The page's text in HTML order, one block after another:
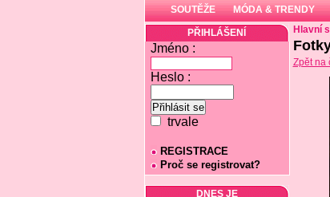
SOUTĚŽE MÓDA & TRENDY
PŘIHLÁŠENÍ
Jméno :
Heslo :
trvale
REGISTRACE
Proč se registrovat?
DNES JE
Hlavní
Zpět na